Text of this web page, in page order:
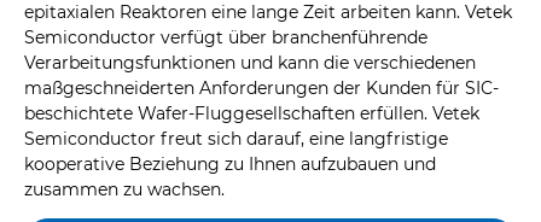
epitaxialen Reaktoren eine lange Zeit arbeiten kann. Vetek
Semiconductor verfügt über branchenführende
Verarbeitungsfunktionen und kann die verschiedenen
maßgeschneiderten Anforderungen der Kunden für SIC-
beschichtete Wafer-Fluggesellschaften erfüllen. Vetek
Semiconductor freut sich darauf, eine langfristige
kooperative Beziehung zu Ihnen aufzubauen und
zusammen zu wachsen.